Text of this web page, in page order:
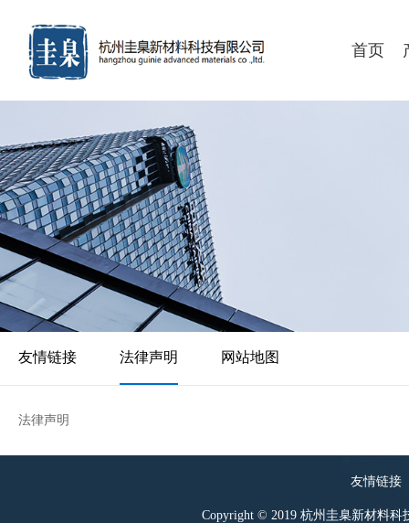
首页
友情链接 法律声明 网站地图
法律声明
友情链接
Copyright © 2019 杭州圭臬新材料科